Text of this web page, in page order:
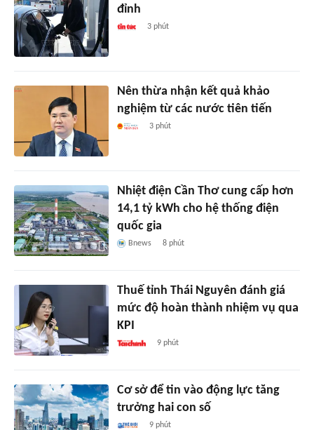
đỉnh
3 phút
Nên thừa nhận kết quả khảo
nghiệm từ các nước tiên tiến
3 phút
Nhiệt điện Cần Thơ cung cấp hơn
14,1 tỷ kWh cho hệ thống điện
quốc gia
Bnews 8 phút
Thuế tỉnh Thái Nguyên đánh giá
mức độ hoàn thành nhiệm vụ qua
KPI
9 phút
Cơ sở để tin vào động lực tăng
trưởng hai con số
9 phút